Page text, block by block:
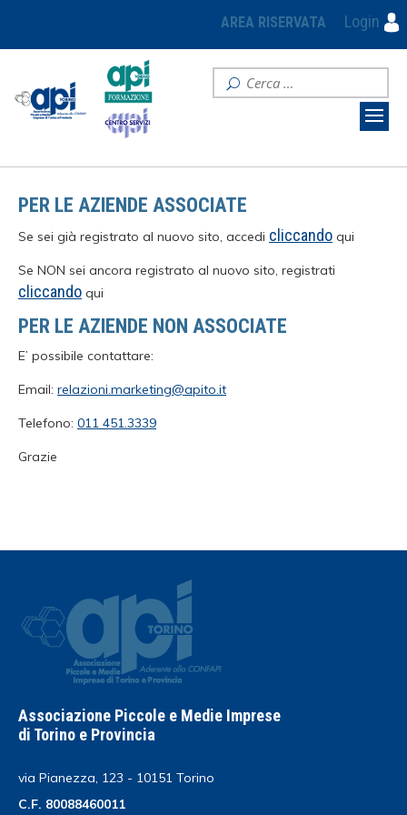
AREA RISERVATA Login
PER LE AZIENDE ASSOCIATE
Se sei già registrato al nuovo sito, accedi cliccando qui
Se NON sei ancora registrato al nuovo sito, registrati
cliccando qui
PER LE AZIENDE NON ASSOCIATE
E’ possibile contattare:
Email: relazioni.marketing@apito.it
Telefono: 011 451.3339
Grazie
Associazione Piccole e Medie Imprese
di Torino e Provincia
via Pianezza, 123 - 10151 Torino
C.F. 80088460011